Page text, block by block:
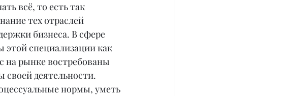
всё, то есть так
тех отраслей
бизнеса. В сфере
этой специализации как
на рынке востребованы
деятельности.
нормы, уметь